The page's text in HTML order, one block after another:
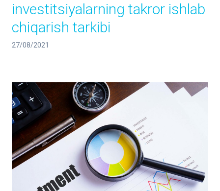
investitsiyalarning takror ishlab
chiqarish tarkibi
27/08/2021